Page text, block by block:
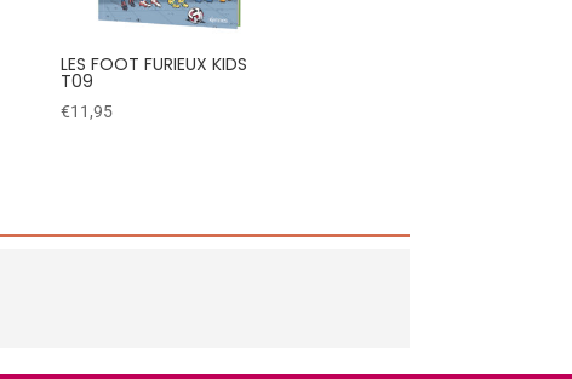
LES FOOT FURIEUX KIDS
T09
€11,95